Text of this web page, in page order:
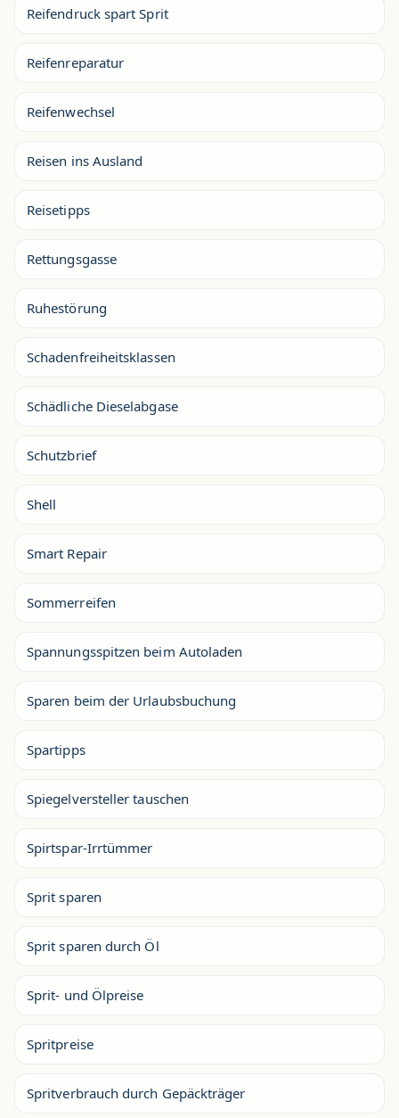
Reifendruck spart Sprit
Reifenreparatur
Reifenwechsel
Reisen ins Ausland
Reisetipps
Rettungsgasse
Ruhestörung
Schadenfreiheitsklassen
Schädliche Dieselabgase
Schutzbrief
Shell
Smart Repair
Sommerreifen
Spannungsspitzen beim Autoladen
Sparen beim der Urlaubsbuchung
Spartipps
Spiegelversteller tauschen
Spirtspar-Irrtümmer
Sprit sparen
Sprit sparen durch Öl
Sprit- und Ölpreise
Spritpreise
Spritverbrauch durch Gepäckträger